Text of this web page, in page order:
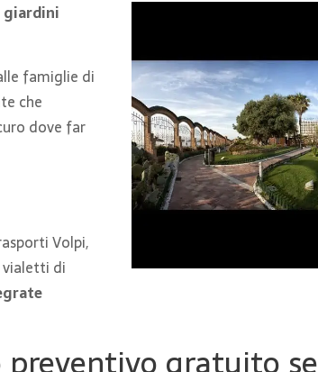
giardini
famiglie di
che
dove far
Volpi,
vialetti di